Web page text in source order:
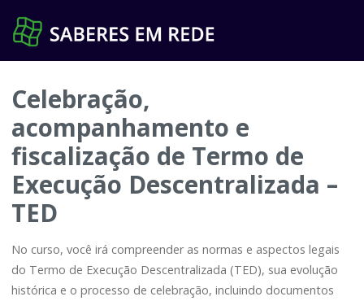
para
Celebração,
acompanhamento e
fiscalização de Termo de
Execução Descentralizada –
TED
No curso, você irá compreender as normas e aspectos legais
do Termo de Execução Descentralizada (TED), sua evolução
histórica e o processo de celebração, incluindo documentos